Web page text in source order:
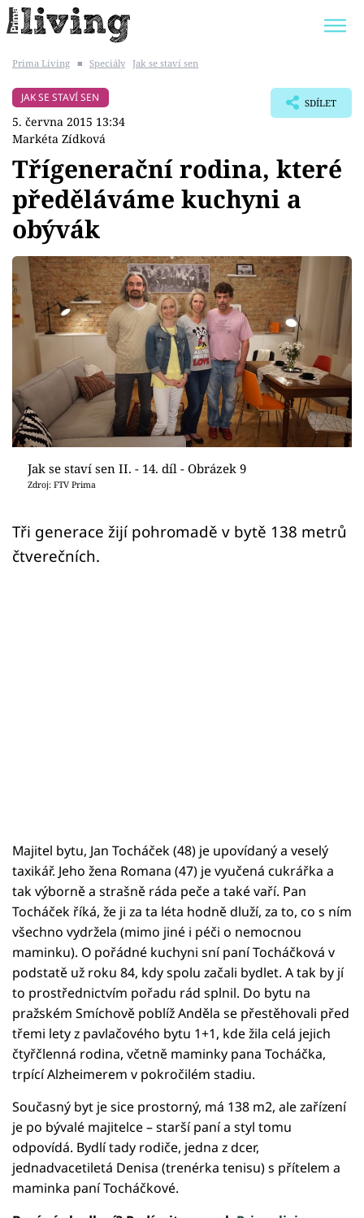
BYDLENÍ SLAVNÝCH
Témata
Bydlení
Zahrada
Design
Sledujte prima+
Přihlášení
Sledujte nás
Prima Living ■ Speciály Jak se staví sen
JAK SE STAVÍ SEN
5. června 2015 13:34
Markéta Zídková
SDÍLET
Třígenerační rodina, které
předěláváme kuchyni a
obývák
Jak se staví sen II. - 14. díl - Obrázek 9
Zdroj: FTV Prima
Tři generace žijí pohromadě v bytě 138 metrů
čtverečních.
Majitel bytu, Jan Tocháček (48) je upovídaný a veselý
taxikář. Jeho žena Romana (47) je vyučená cukrářka a
tak výborně a strašně ráda peče a také vaří. Pan
Tocháček říká, že ji za ta léta hodně dluží, za to, co s ním
všechno vydržela (mimo jiné i péči o nemocnou
maminku). O pořádné kuchyni sní paní Tocháčková v
podstatě už roku 84, kdy spolu začali bydlet. A tak by jí
to prostřednictvím pořadu rád splnil. Do bytu na
pražském Smíchově poblíž Anděla se přestěhovali před
třemi lety z pavlačového bytu 1+1, kde žila celá jejich
čtyřčlenná rodina, včetně maminky pana Tocháčka,
trpící Alzheimerem v pokročilém stadiu.
Současný byt je sice prostorný, má 138 m2, ale zařízení
je po bývalé majitelce – starší paní a styl tomu
odpovídá. Bydlí tady rodiče, jedna z dcer,
jednadvacetiletá Denisa (trenérka tenisu) s přítelem a
maminka paní Tocháčkové.